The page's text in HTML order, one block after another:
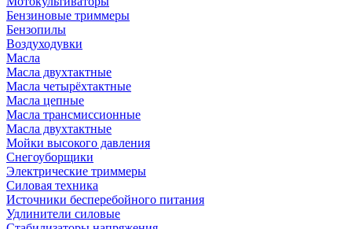
Бензиновые триммеры
Бензопилы
Воздуходувки
Масла
Масла двухтактные
Масла четырёхтактные
Масла цепные
Масла трансмиссионные
Масла двухтактные
Мойки высокого давления
Снегоуборщики
Электрические триммеры
Силовая техника
Источники бесперебойного питания
Удлинители силовые